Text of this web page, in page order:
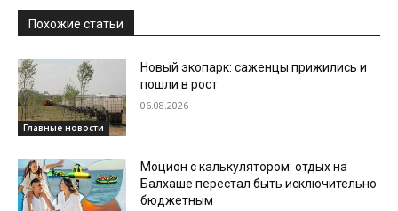
Похожие статьи
Главные новости
Новый экопарк: саженцы прижились и
пошли в рост
06.08.2026
Моцион с калькулятором: отдых на
Балхаше перестал быть исключительно
бюджетным